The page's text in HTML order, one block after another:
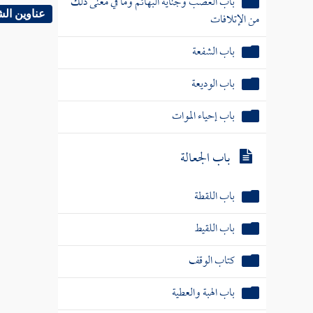
باب الغصب وجناية البهائم وما في معنى ذلك
من الإتلافات
باب الشفعة
باب الوديعة
باب إحياء الموات
باب الجعالة
باب اللقطة
باب اللقيط
كتاب الوقف
باب الهبة والعطية
عناوين